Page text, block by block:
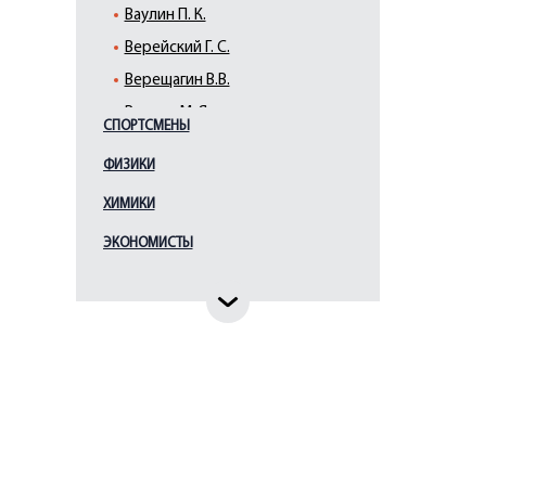
Ваулин П. К.
Верейский Г. С.
Верещагин В.В.
Галактионов С. Ф.
Гауш А. Ф.
Гоголев К.А.
СПОРТСМЕНЫ
ФИЗИКИ
ХИМИКИ
ЭКОНОМИСТЫ